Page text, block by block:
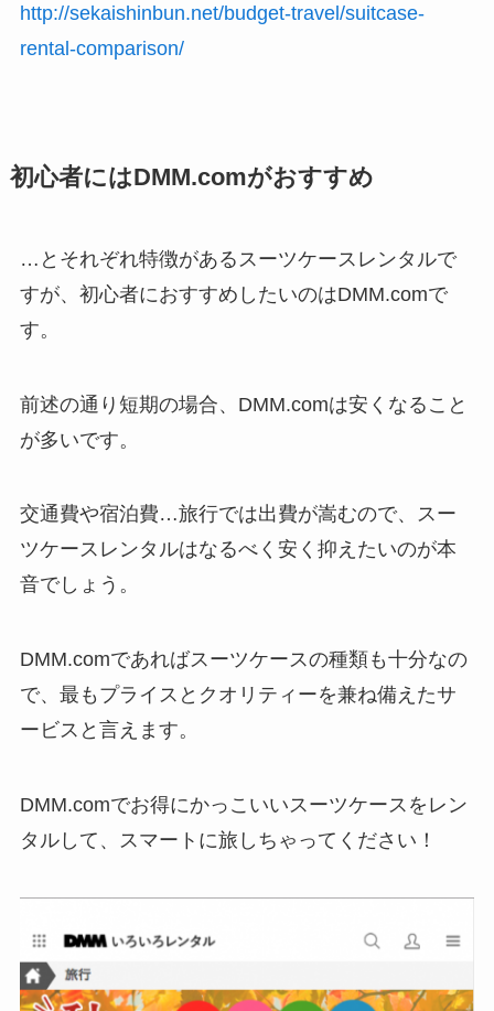
http://sekaishinbun.net/budget-travel/suitcase-
rental-comparison/
初心者にはDMM.comがおすすめ
…とそれぞれ特徴があるスーツケースレンタルで
すが、初心者におすすめしたいのはDMM.comで
す。
前述の通り短期の場合、DMM.comは安くなること
が多いです。
交通費や宿泊費…旅行では出費が嵩むので、スー
ツケースレンタルはなるべく安く抑えたいのが本
音でしょう。
DMM.comであればスーツケースの種類も十分なの
で、最もプライスとクオリティーを兼ね備えたサ
ービスと言えます。
DMM.comでお得にかっこいいスーツケースをレン
タルして、スマートに旅しちゃってください！